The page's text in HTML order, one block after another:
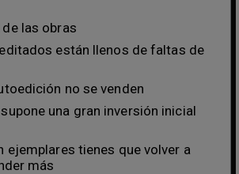
las obras
están llenos de faltas de
no se venden
una gran inversión inicial
ejemplares tienes que volver a
más